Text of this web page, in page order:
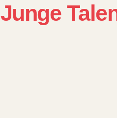
Junge